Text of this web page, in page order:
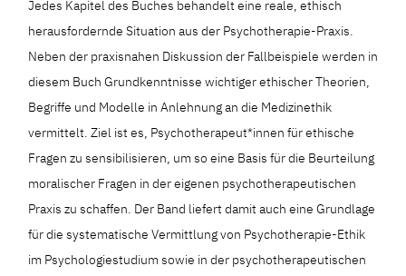
Jedes Kapitel des Buches behandelt eine reale, ethisch
herausfordernde Situation aus der Psychotherapie-Praxis.
Neben der praxisnahen Diskussion der Fallbeispiele werden in
diesem Buch Grundkenntnisse wichtiger ethischer Theorien,
Begriffe und Modelle in Anlehnung an die Medizinethik
vermittelt. Ziel ist es, Psychotherapeut*innen für ethische
Fragen zu sensibilisieren, um so eine Basis für die Beurteilung
moralischer Fragen in der eigenen psychotherapeutischen
Praxis zu schaffen. Der Band liefert damit auch eine Grundlage
für die systematische Vermittlung von Psychotherapie-Ethik
im Psychologiestudium sowie in der psychotherapeutischen